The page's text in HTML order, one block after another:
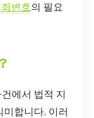
변호의 필요
에서 법적 지
합니다. 이러